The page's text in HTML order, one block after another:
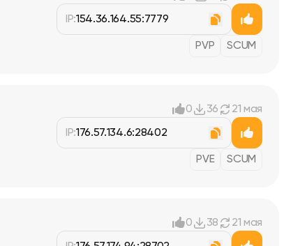
IP:154.36.164.55:7779
PVP SCUM
0 36 21 мая
IP:176.57.134.6:28402
PVE SCUM
0 38 21 мая